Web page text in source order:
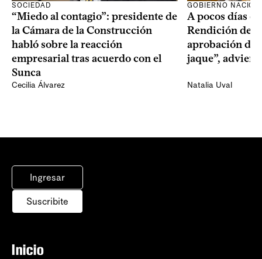
SOCIEDAD
“Miedo al contagio”: presidente de
la Cámara de la Construcción
habló sobre la reacción
empresarial tras acuerdo con el
Sunca
Cecilia Álvarez
GOBIERNO
A pocos días
Rendición de
aprobación del
jaque”,
Natalia Uval
Ingresar
Suscribite
Inicio